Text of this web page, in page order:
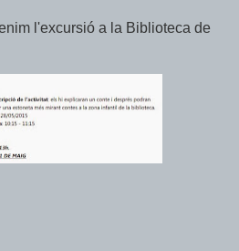
l'excursió a la Biblioteca de